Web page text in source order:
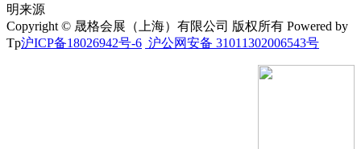
明来源
Copyright © 晟格会展（上海）有限公司 版权所有 Powered by
Tp沪ICP备18026942号-6 沪公网安备 31011302006543号